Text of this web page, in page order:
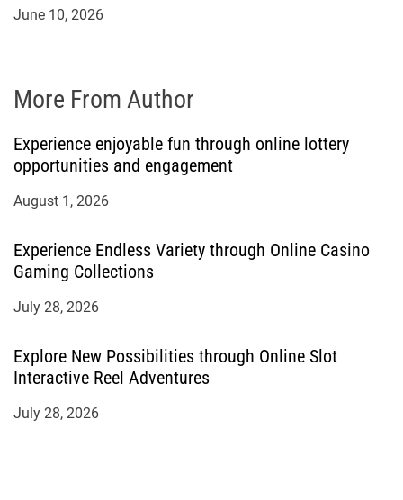
June 10, 2026
More From Author
Experience enjoyable fun through online lottery
opportunities and engagement
August 1, 2026
Experience Endless Variety through Online Casino
Gaming Collections
July 28, 2026
Explore New Possibilities through Online Slot
Interactive Reel Adventures
July 28, 2026